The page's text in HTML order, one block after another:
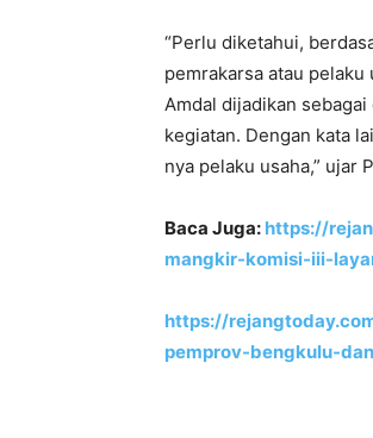
“Perlu diketahui,
pemrakarsa atau
Amdal dijadikan
kegiatan. Dengan kata
nya pelaku usaha,” ujar
Baca Juga: https://
mangkir-komisi-iii-
https://
pemprov-bengkulu-